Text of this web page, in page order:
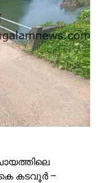
കടവൂര്‍ –